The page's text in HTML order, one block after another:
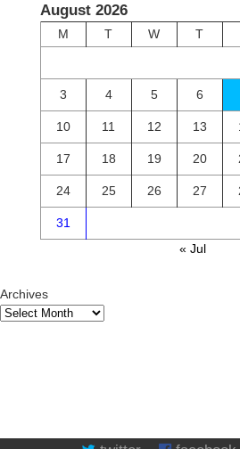
August 2026
M T W T
3 4 5 6
10 11 12 13
17 18 19 20
24 25 26 27
31
« Jul
Archives